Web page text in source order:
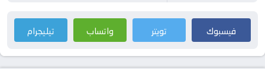
فيسبوك تويتر واتساب تيليجرام